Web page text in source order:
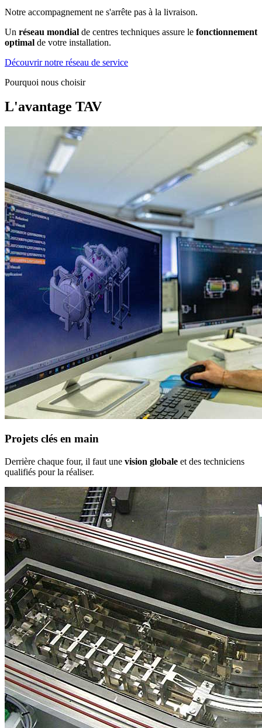
Notre accompagnement ne s'arrête pas à la livraison.
Un réseau mondial de centres techniques assure le fonctionnement
optimal de votre installation.
Découvrir notre réseau de service
Pourquoi nous choisir
L'avantage TAV
Projets clés en main
Derrière chaque four, il faut une vision globale et des techniciens
qualifiés pour la réaliser.